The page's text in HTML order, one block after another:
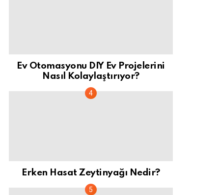
Ev Otomasyonu DIY Ev Projelerini
Nasıl Kolaylaştırıyor?
Erken Hasat Zeytinyağı Nedir?